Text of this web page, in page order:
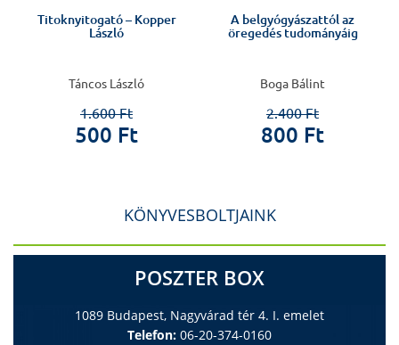
Titoknyitogató – Kopper
László
Táncos László
1.600 Ft
500 Ft
A belgyógyászattól az
öregedés tudományáig
Boga Bálint
2.400 Ft
800 Ft
KÖNYVESBOLTJAINK
POSZTER BOX
1089 Budapest, Nagyvárad tér 4. I. emelet
Telefon: 06-20-374-0160